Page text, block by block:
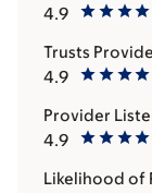
4.9
4.9
Trusts
4.9
Provider
Likelihood of